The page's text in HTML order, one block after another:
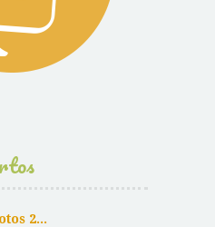
2...